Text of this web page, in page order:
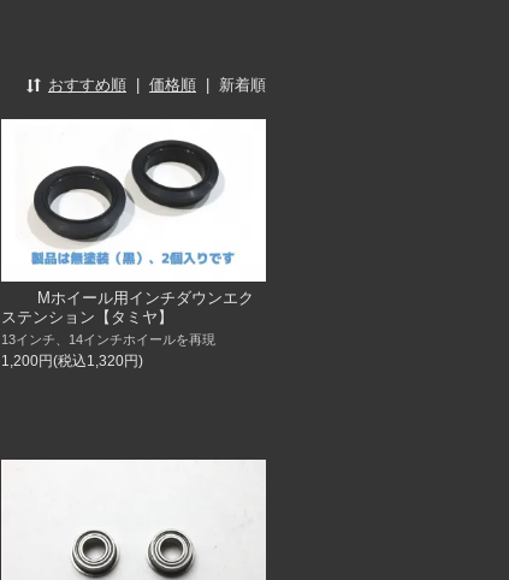
おすすめ順 価格順 新着順
Mホイール用インチダウンエク
ステンション【タミヤ】
13インチ、14インチホイールを再現
1,200円(税込1,320円)